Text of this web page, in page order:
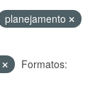
planejamento
Formatos: